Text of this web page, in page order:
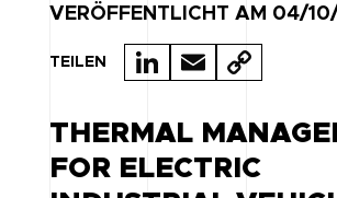
VERÖFFENTLICHT AM 04/
TEILEN
LI
K
E
E
A
IL
C
P
Y
THERMAL
FOR ELECTRIC